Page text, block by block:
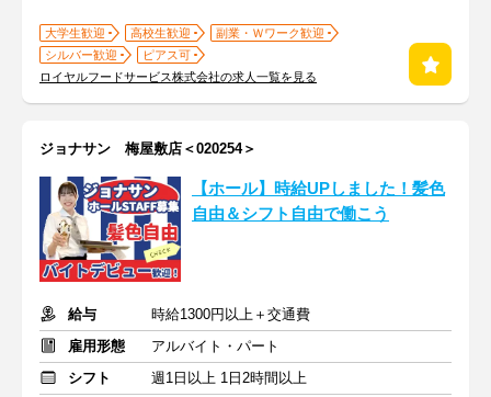
大学生歓迎 高校生歓迎
副業・Ｗワーク歓迎
シルバー歓迎
ピアス可
ロイヤルフードサービス株式会社の求人一覧を見る
ジョナサン 梅屋敷店＜020254＞
【ホール】時給UPしました！髪色
自由＆シフト自由で働こう
給与
時給1300円以上＋交通費
雇用形態
アルバイト・パート
シフト
週1日以上 1日2時間以上